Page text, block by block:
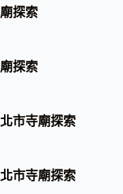
探索
探索
市寺廟探索
市寺廟探索